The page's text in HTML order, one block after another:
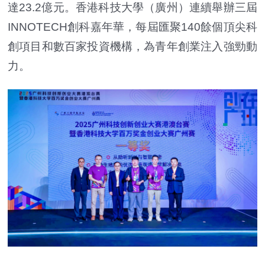
達23.2億元。香港科技大學（廣州）連續舉辦三屆
INNOTECH創科嘉年華，每屆匯聚140餘個頂尖科
創項目和數百家投資機構，為青年創業注入強勁動
力。